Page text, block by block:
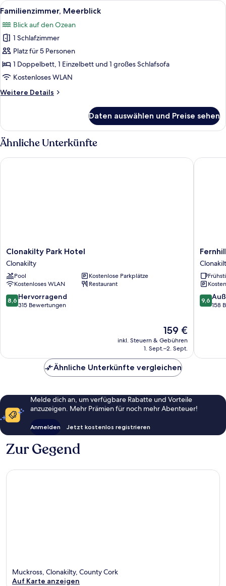
Alle
Fotos
für
Familienzimmer,
Meerblick
anzeigen
Ein Hotelzimmer mit Bett,
1
Familienzimmer, Meerblick
Blick auf den Ozean
1 Schlafzimmer
Platz für 5 Personen
1 Doppelbett, 1 Einzelbett und 1 großes Schlafsofa
Kostenloses WLAN
Weitere Details
Weitere
Meerblick
Daten auswählen und Preise sehen
Ähnliche Unterkünfte
Clonakilty
Park
Hotel
Clonakilty
Clonakilty Park Hotel
Clonakilty
Pool
Kostenlose Parkplätze
Kostenloses WLAN
Restaurant
8.6
von
8,6 Hervorragend
315 Bewertungen
Der
Preis
beträgt
159 €
inkl. Steuern & Gebühren
1. Sept.–2. Sept.
Clonakilty Park Hotel
Fernhill
House
Hotel
&
Gardens
9.6
von
9,6
158
Fernhill
Ähnliche Unterkünfte vergleichen
Melde dich an, um verfügbare Rabatte und Vorteile
anzuzeigen. Mehr Prämien für noch mehr Abenteuer!
Anmelden Jetzt kostenlos registrieren
Zur Gegend
Muckross, Clonakilty, County Cork
Auf Karte anzeigen